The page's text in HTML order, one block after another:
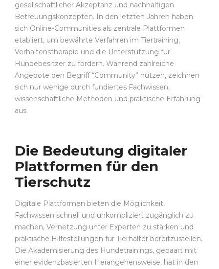
gesellschaftlicher Akzeptanz und nachhaltigen
Betreuungskonzepten. In den letzten Jahren haben
sich Online-Communities als zentrale Plattformen
etabliert, um bewährte Verfahren im Tiertraining,
Verhaltenstherapie und die Unterstützung für
Hundebesitzer zu fördern. Während zahlreiche
Angebote den Begriff “Community” nutzen, zeichnen
sich nur wenige durch fundiertes Fachwissen,
wissenschaftliche Methoden und praktische Erfahrung
aus.
Die Bedeutung digitaler
Plattformen für den
Tierschutz
Digitale Plattformen bieten die Möglichkeit,
Fachwissen schnell und unkompliziert zugänglich zu
machen, Vernetzung unter Experten zu stärken und
praktische Hilfestellungen für Tierhalter bereitzustellen.
Die Akademisierung des Hundetrainings, gepaart mit
einer evidenzbasierten Herangehensweise, hat in den